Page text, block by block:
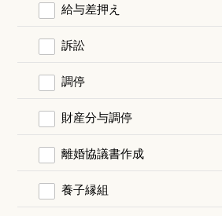
給与差押え
訴訟
調停
財産分与調停
離婚協議書作成
養子縁組